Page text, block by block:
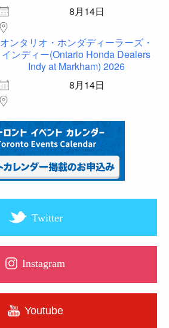
8月14日
オンタリオ・ホンダディーラーズ・
インディー(Ontario Honda Dealers
Indy at Markham) 2026
8月14日
Twitter
Instagram
Youtube